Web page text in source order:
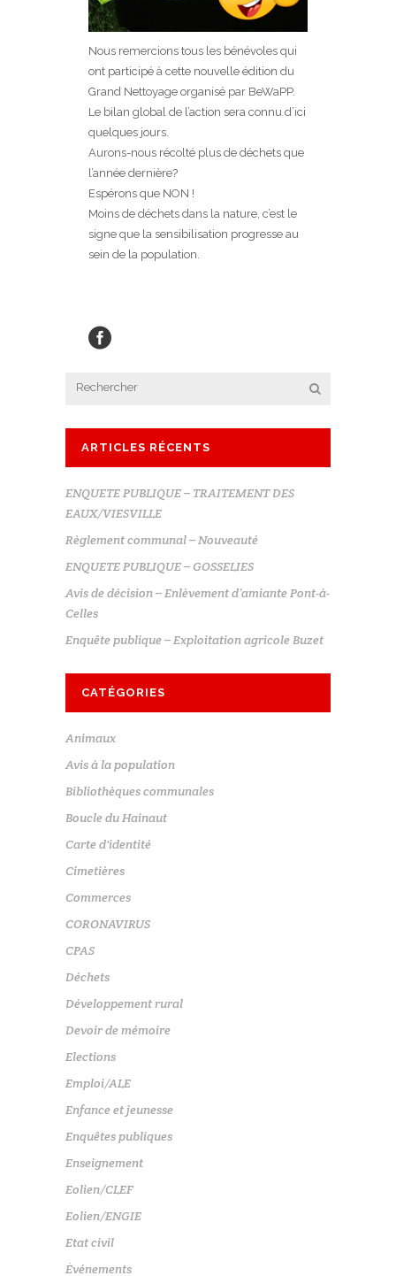
Nous remercions tous les bénévoles qui
ont participé à cette nouvelle édition du
Grand Nettoyage organisé par BeWaPP.
Le bilan global de l’action sera connu d’ici
quelques jours.
Aurons-nous récolté plus de déchets que
l’année dernière?
Espérons que NON !
Moins de déchets dans la nature, c’est le
signe que la sensibilisation progresse au
sein de la population.
ARTICLES RÉCENTS
ENQUETE PUBLIQUE – TRAITEMENT DES
EAUX/VIESVILLE
Règlement communal – Nouveauté
ENQUETE PUBLIQUE – GOSSELIES
Avis de décision – Enlèvement d’amiante Pont-à-
Celles
Enquête publique – Exploitation agricole Buzet
CATÉGORIES
Animaux
Avis à la population
Bibliothèques communales
Boucle du Hainaut
Carte d'identité
Cimetières
Commerces
CORONAVIRUS
CPAS
Déchets
Développement rural
Devoir de mémoire
Elections
Emploi/ALE
Enfance et jeunesse
Enquêtes publiques
Enseignement
Eolien/CLEF
Eolien/ENGIE
Etat civil
Événements